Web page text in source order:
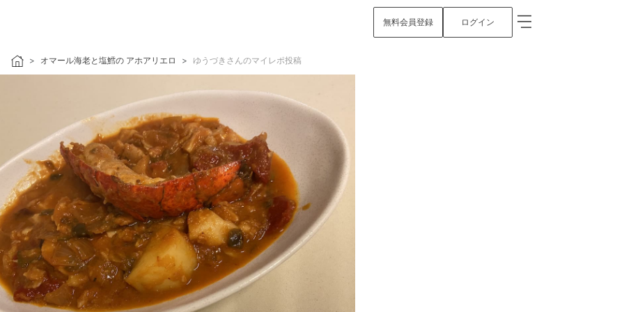
無料会員登録 ログイン
オマール海老と塩鱈の アホアリエロ ゆうづきさんのマイレポ投稿